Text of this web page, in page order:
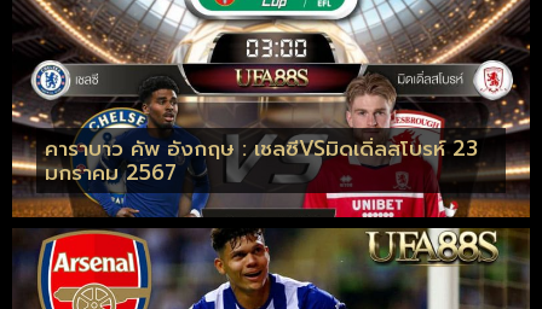
คาราบาว คัพ อังกฤษ : เชลซีVSมิดเดิ่ลสโบรห์ 23
มกราคม 2567